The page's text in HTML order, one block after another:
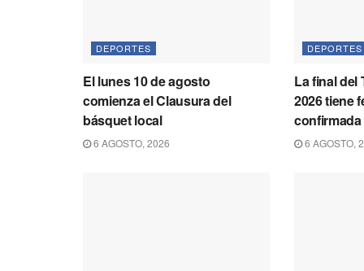
DEPORTES
El lunes 10 de agosto
comienza el Clausura del
básquet local
6 AGOSTO, 2026
DEPORTES
La final del
2026 tiene
confirmada
6 AGOSTO,